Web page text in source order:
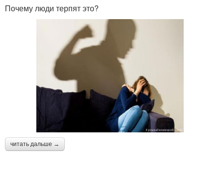
Почему люди терпят это?
читать дальше →